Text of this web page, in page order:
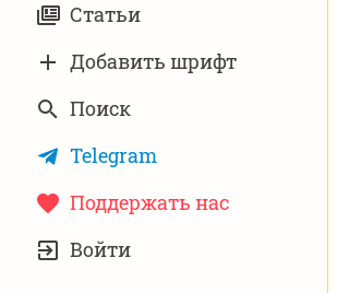
Статьи
Добавить шрифт
Поиск
Telegram
Поддержать нас
ЗАПИСЬ
Войти